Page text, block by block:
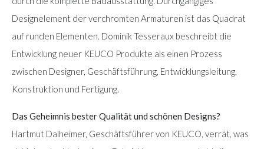
Designelement der verchromten Armaturen ist das Quadrat
auf runden Elementen. Dominik Tesseraux beschreibt die
Entwicklung neuer KEUCO Produkte als einen Prozess
zwischen Designer, Geschäftsführung, Entwicklungsleitung,
Konstruktion und Fertigung.
Das Geheimnis bester Qualität und schönen Designs?
Hartmut Dalheimer, Geschäftsführer von KEUCO, verrät, was